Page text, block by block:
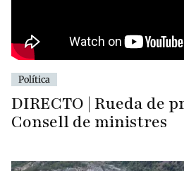
Política
DIRECTO | Rueda de
Consell de ministres